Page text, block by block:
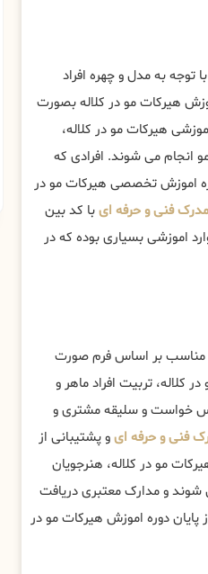
با توجه به مدل و چهره افراد
هیرکات مو در کلاله بصورت
هیرکات مو در کلاله،
انجام می شوند. افرادی که
اموزش تخصصی هیرکات مو در
مدرک فنی و حرفه ایبا کد بین
اموزشی بسیاری بوده که در
مناسب بر اساس فرم صورت
تربیت افراد ماهر و
خواست و سلیقه مشتری و
فنی و حرفه ایو پشتیبانی از
مو در کلاله، هنرجویان
شوند و مدارک معتبری دریافت
دوره اموزش هیرکات مو در